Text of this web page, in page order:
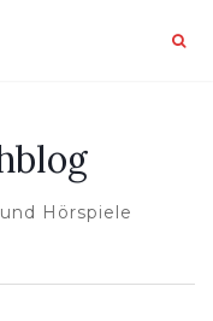
Hörspiele